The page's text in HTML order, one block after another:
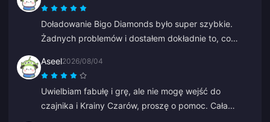
Doładowanie Bigo Diamonds było super szybkie.
Żadnych problemów i dostałem dokładnie to, co
Aseel2026/08/04
Uwielbiam fabułę i grę, ale nie mogę wejść do
czajnika i Krainy Czarów, proszę o pomoc. Cała